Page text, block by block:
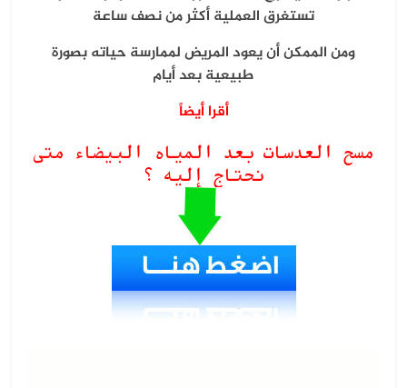
تستغرق العملية أكثر من نصف ساعة
ومن الممكن أن يعود المريض لممارسة حياتهبصورة
طبيعية بعد أيام
أقرا أيضاً
مسح العدسات بعد المياه البيضاء متى
نحتاج إليه ؟